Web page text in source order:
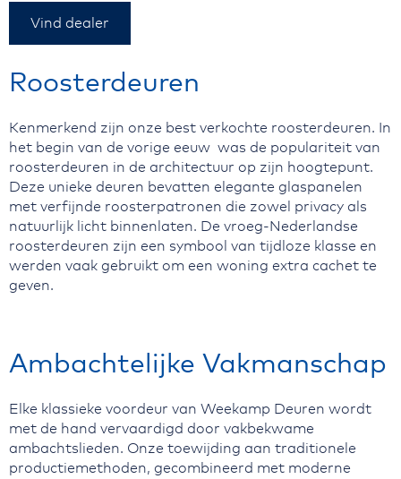
Vind dealer
Roosterdeuren
Kenmerkend zijn onze best verkochte roosterdeuren. In
het begin van de vorige eeuw was de populariteit van
roosterdeuren in de architectuur op zijn hoogtepunt.
Deze unieke deuren bevatten elegante glaspanelen
met verfijnde roosterpatronen die zowel privacy als
natuurlijk licht binnenlaten. De vroeg-Nederlandse
roosterdeuren zijn een symbool van tijdloze klasse en
werden vaak gebruikt om een woning extra cachet te
geven.
Ambachtelijke Vakmanschap
Elke klassieke voordeur van Weekamp Deuren wordt
met de hand vervaardigd door vakbekwame
ambachtslieden. Onze toewijding aan traditionele
productiemethoden, gecombineerd met moderne